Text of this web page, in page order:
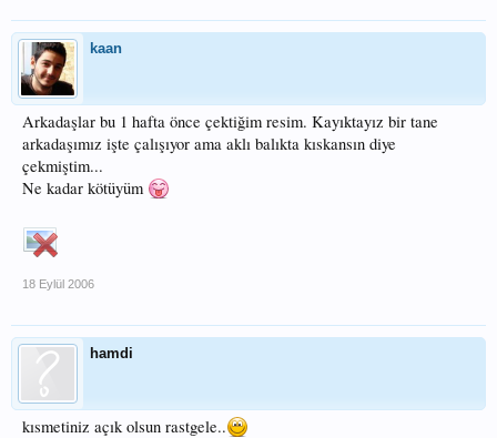
kaan
Arkadaşlar bu 1 hafta önce çektiğim resim. Kayıktayız bir tane
arkadaşımız işte çalışıyor ama aklı balıkta kıskansın diye
çekmiştim...
Ne kadar kötüyüm
18 Eylül 2006
hamdi
kısmetiniz açık olsun rastgele..